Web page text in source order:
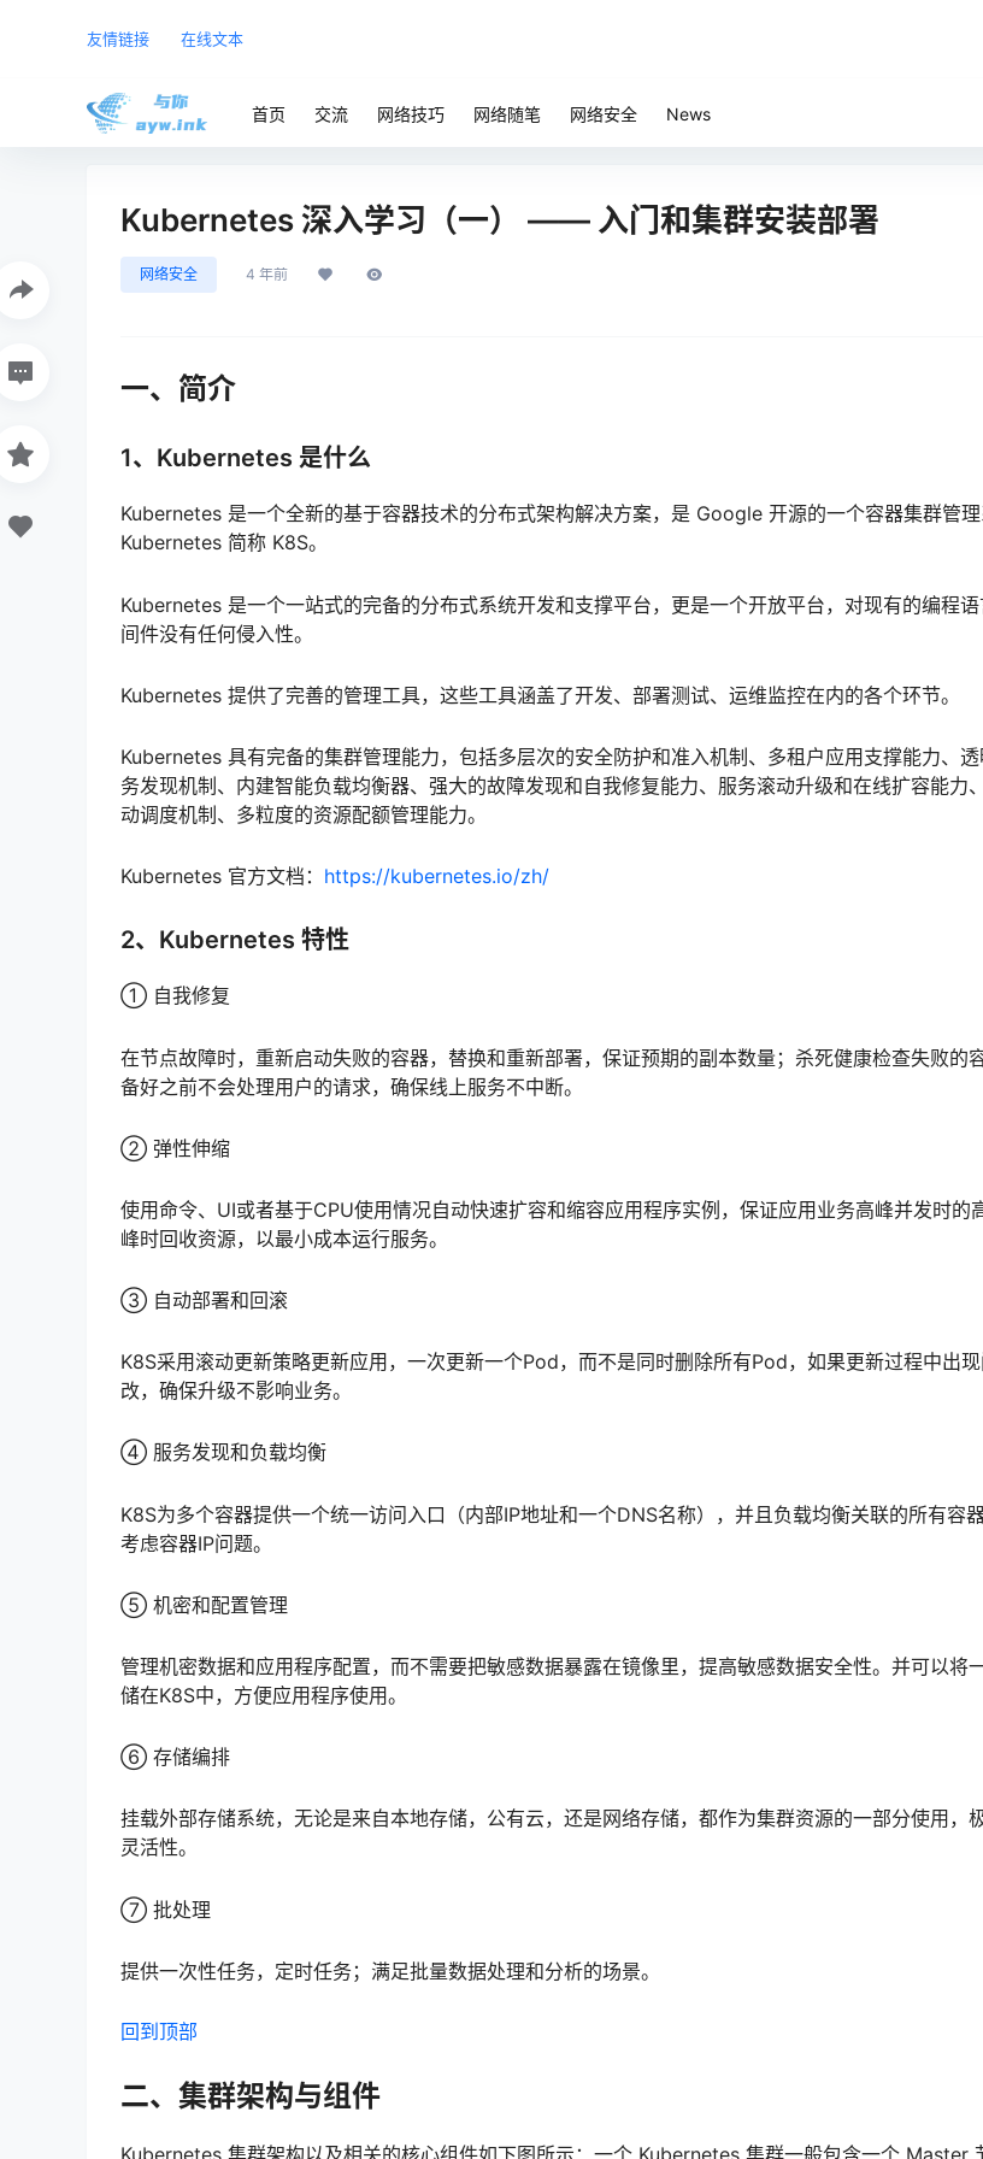
友情链接 在线文本
首页 交流 网络技巧 网络随笔 网络安全 News
Kubernetes 深入学习（一） —— 入门和集群安装部署
网络安全 4 年前
一、简介
1、Kubernetes 是什么
Kubernetes 是一个全新的基于容器技术的分布式架构解决方案，是 Google 开源的一个容器集群管理
Kubernetes 简称 K8S。
Kubernetes 是一个一站式的完备的分布式系统开发和支撑平台，更是一个开放平台，对现有的编程
间件没有任何侵入性。
Kubernetes 提供了完善的管理工具，这些工具涵盖了开发、部署测试、运维监控在内的各个环节。
Kubernetes 具有完备的集群管理能力，包括多层次的安全防护和准入机制、多租户应用支撑能力、
务发现机制、内建智能负载均衡器、强大的故障发现和自我修复能力、服务滚动升级和在线扩容能力
动调度机制、多粒度的资源配额管理能力。
Kubernetes 官方文档： https://kubernetes.io/zh/
2、Kubernetes 特性
① 自我修复
在节点故障时，重新启动失败的容器，替换和重新部署，保证预期的副本数量；杀死健康检查失败的
备好之前不会处理用户的请求，确保线上服务不中断。
② 弹性伸缩
使用命令、UI或者基于CPU使用情况自动快速扩容和缩容应用程序实例，保证应用业务高峰并发时的
峰时回收资源，以最小成本运行服务。
③ 自动部署和回滚
K8S采用滚动更新策略更新应用，一次更新一个Pod，而不是同时删除所有Pod，如果更新过程中出
改，确保升级不影响业务。
④ 服务发现和负载均衡
K8S为多个容器提供一个统一访问入口（内部IP地址和一个DNS名称），并且负载均衡关联的所有容
考虑容器IP问题。
⑤ 机密和配置管理
管理机密数据和应用程序配置，而不需要把敏感数据暴露在镜像里，提高敏感数据安全性。并可以将
储在K8S中，方便应用程序使用。
⑥ 存储编排
挂载外部存储系统，无论是来自本地存储，公有云，还是网络存储，都作为集群资源的一部分使用，
灵活性。
⑦ 批处理
提供一次性任务，定时任务；满足批量数据处理和分析的场景。
回到顶部
二、集群架构与组件